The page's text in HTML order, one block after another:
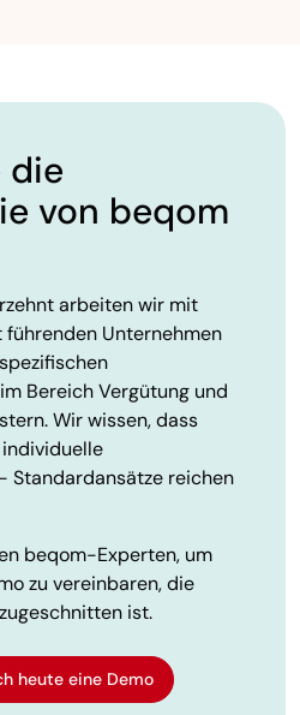
die
von beqom
arbeiten wir mit
Unternehmen
Bereich Vergütung und
Wir wissen, dass
Standardansätze reichen
beqom-Experten, um
zu vereinbaren, die
ist.
heute eine Demo